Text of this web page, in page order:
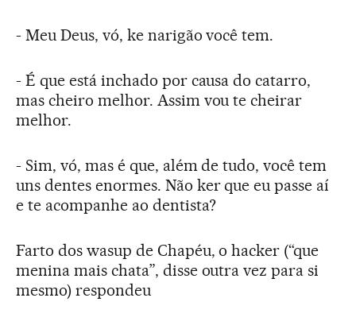
- Meu Deus, vó, ke narigão você tem.
- É que está inchado por causa do catarro,
mas cheiro melhor. Assim vou te cheirar
melhor.
- Sim, vó, mas é que, além de tudo, você tem
uns dentes enormes. Não ker que eu passe aí
e te acompanhe ao dentista?
Farto dos wasup de Chapéu, o hacker (“que
menina mais chata”, disse outra vez para si
mesmo) respondeu